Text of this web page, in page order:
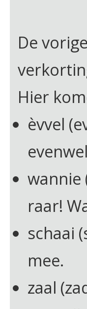
De
Hier
èvvel
wannie
raar!
schaai
mee.
zaal